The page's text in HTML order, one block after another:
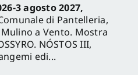
3 agosto 2027,
di Pantelleria,
a Vento. Mostra
NÓSTOS III,
edi...